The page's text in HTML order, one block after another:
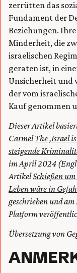
zerrütten das
Fundament der
Beziehungen.
Minderheit, die
israelischen
geraten ist, in
Unsicherheit und
der vom
Kauf genommen
Dieser Artikel
CarmelThe ‚Israel
steigende
im April 2024
ArtikelSchießen
Leben wäre in
geschrieben und
Platform
Übersetzung von